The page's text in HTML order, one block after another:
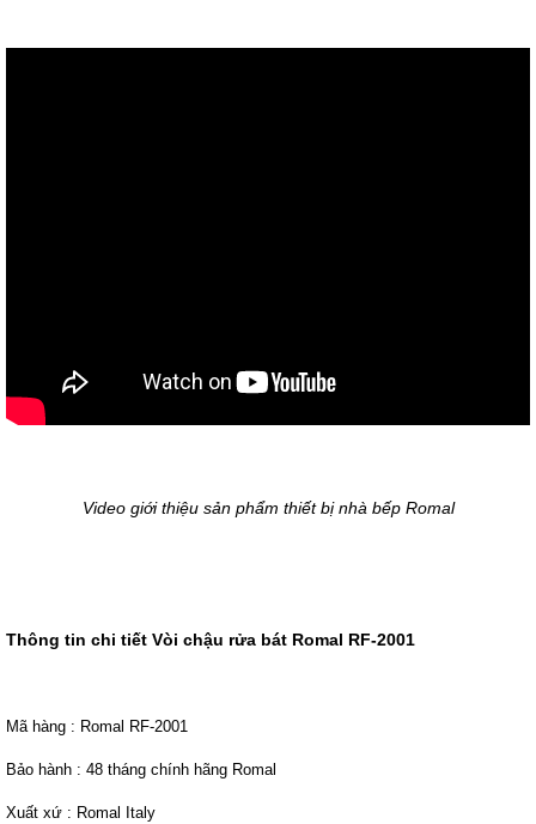
Video giới thiệu sản phẩm thiết bị nhà bếp Romal
Thông tin chi tiết Vòi chậu rửa bát Romal RF-2001
Mã hàng : Romal RF-2001
Bảo hành : 48 tháng chính hãng Romal
Xuất xứ : Romal Italy